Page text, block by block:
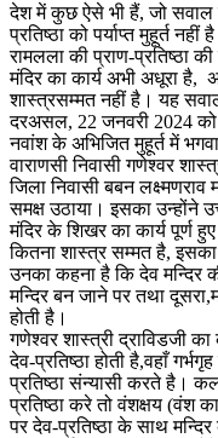
देश में कुछ ऐसे भी हैं, जो सवाल
प्रतिष्ठा को पर्याप्त मुहूर्त
रामलला की प्राण-प्रतिष्ठा
मंदिर का कार्य अभी अधूरा है,
शास्त्रसम्मत नहीं है। यह
दरअसल, 22 जनवरी 2024
नवांश के अभिजित मुहूर्त में
वाराणसी निवासी गणेश्वर
जिला निवासी बबन
समक्ष उठाया। इसका उन्होंने
मंदिर के शिखर का कार्य पूर्ण
कितना शास्त्र सम्मत है, इसका
उनका कहना है कि देव मन्दिर
मन्दिर बन जाने पर तथा
होती है।
गणेश्वर शास्त्री द्राविडजी
देव-प्रतिष्ठा होती है,वहाँ
प्रतिष्ठा संन्यासी करते है।
प्रतिष्ठा करे तो वंशक्षय (वंश
पर देव-प्रतिष्ठा के साथ